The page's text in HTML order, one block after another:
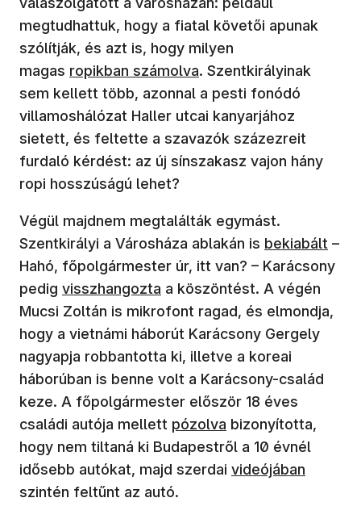
megtudhattuk, hogy a fiatal követői apunak
szólítják, és azt is, hogy milyen
magas ropikban számolva. Szentkirályinak
sem kellett több, azonnal a pesti fonódó
villamoshálózat Haller utcai kanyarjához
sietett, és feltette a szavazók százezreit
furdaló kérdést: az új sínszakasz vajon hány
ropi hosszúságú lehet?
Végül majdnem megtalálták egymást.
Szentkirályi a Városháza ablakán is bekiabált –
Hahó, főpolgármester úr, itt van? – Karácsony
pedig visszhangozta a köszöntést. A végén
Mucsi Zoltán is mikrofont ragad, és elmondja,
hogy a vietnámi háborút Karácsony Gergely
nagyapja robbantotta ki, illetve a koreai
háborúban is benne volt a Karácsony-család
keze. A főpolgármester először 18 éves
családi autója mellett pózolva bizonyította,
hogy nem tiltaná ki Budapestről a 10 évnél
idősebb autókat, majd szerdai videójában
szintén feltűnt az autó.